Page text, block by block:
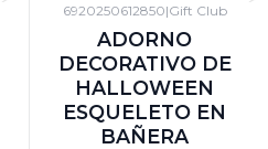
6920250612850|Gift Club
ADORNO
DECORATIVO DE
HALLOWEEN
ESQUELETO EN
BAÑERA